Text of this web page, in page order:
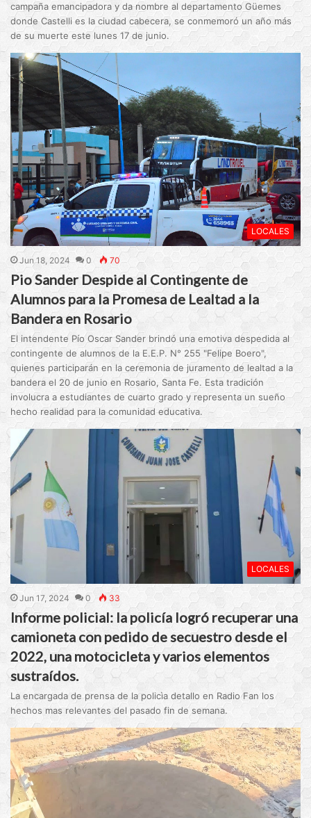
campaña emancipadora y da nombre al departamento Güemes
donde Castelli es la ciudad cabecera, se conmemoró un año más
de su muerte este lunes 17 de junio.
LOCALES
Jun 18, 2024 0 70
Pio Sander Despide al Contingente de
Alumnos para la Promesa de Lealtad a la
Bandera en Rosario
El intendente Pío Oscar Sander brindó una emotiva despedida al
contingente de alumnos de la E.E.P. N° 255 "Felipe Boero",
quienes participarán en la ceremonia de juramento de lealtad a la
bandera el 20 de junio en Rosario, Santa Fe. Esta tradición
involucra a estudiantes de cuarto grado y representa un sueño
hecho realidad para la comunidad educativa.
LOCALES
Jun 17, 2024 0 33
Informe policial: la policía logró recuperar una
camioneta con pedido de secuestro desde el
2022, una motocicleta y varios elementos
sustraídos.
La encargada de prensa de la policìa detallo en Radio Fan los
hechos mas relevantes del pasado fin de semana.